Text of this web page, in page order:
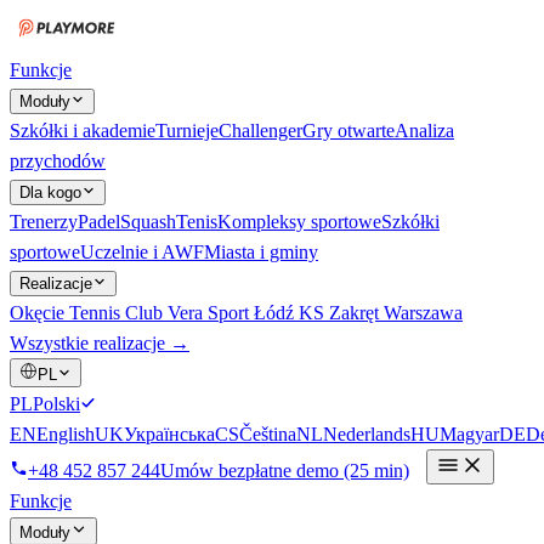
Funkcje
Moduły
Szkółki i akademieTurniejeChallengerGry otwarteAnaliza
przychodów
Dla kogo
TrenerzyPadelSquashTenisKompleksy sportoweSzkółki
sportoweUczelnie i AWFMiasta i gminy
Realizacje
Okęcie Tennis Club Vera Sport Łódź KS Zakręt Warszawa
Wszystkie realizacje →
PL
PLPolski
ENEnglishUKУкраїнськаCSČeštinaNLNederlandsHUMagyarDE
+48 452 857 244Umów bezpłatne demo (25 min)
Funkcje
Moduły